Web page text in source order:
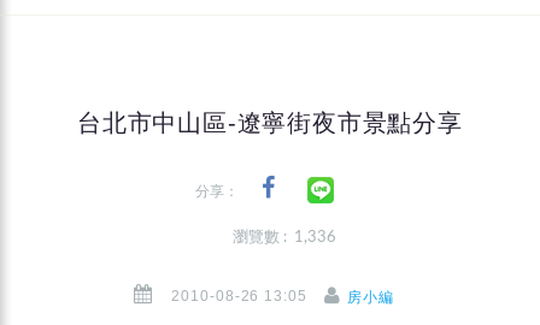
台北市中山區-遼寧街夜市景點分享
分享：
瀏覽數 : 1,336
2010-08-26 13:05 房小編